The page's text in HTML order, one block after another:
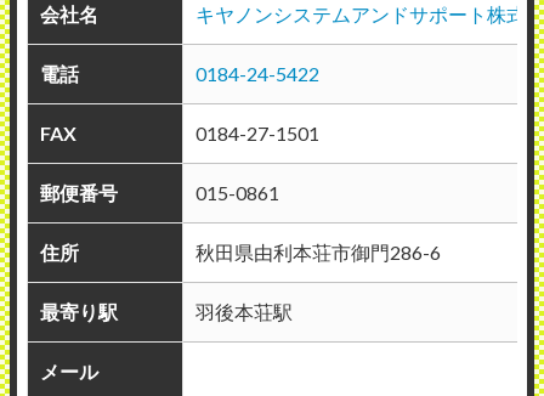
会社名 キヤノンシステムアンドサポート株式
電話 0184-24-5422
FAX 0184-27-1501
郵便番号 015-0861
住所 秋田県由利本荘市御門286-6
最寄り駅 羽後本荘駅
メール